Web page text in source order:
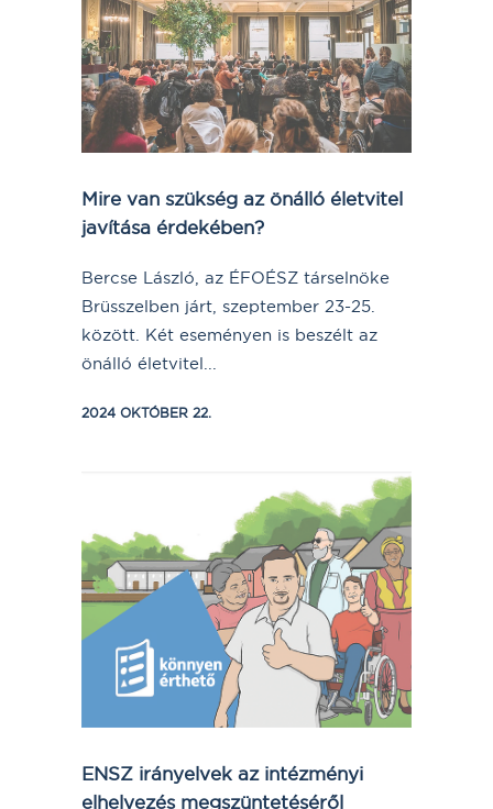
Mire van szükség az önálló életvitel
javítása érdekében?
Bercse László, az ÉFOÉSZ társelnöke
Brüsszelben járt, szeptember 23-25.
között. Két eseményen is beszélt az
önálló életvitel...
2024 OKTÓBER 22.
ENSZ irányelvek az intézményi
elhelyezés megszüntetéséről